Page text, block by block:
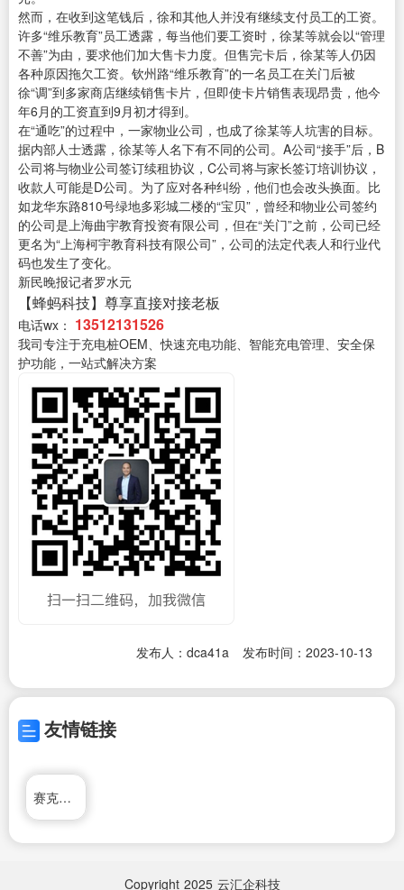
然而，在收到这笔钱后，徐和其他人并没有继续支付员工的工资。
许多“维乐教育”员工透露，每当他们要工资时，徐某等就会以“管理
不善”为由，要求他们加大售卡力度。但售完卡后，徐某等人仍因
各种原因拖欠工资。钦州路“维乐教育”的一名员工在关门后被
徐“调”到多家商店继续销售卡片，但即使卡片销售表现昂贵，他今
年6月的工资直到9月初才得到。
在“通吃”的过程中，一家物业公司，也成了徐某等人坑害的目标。
据内部人士透露，徐某等人名下有不同的公司。A公司“接手”后，B
公司将与物业公司签订续租协议，C公司将与家长签订培训协议，
收款人可能是D公司。为了应对各种纠纷，他们也会改头换面。比
如龙华东路810号绿地多彩城二楼的“宝贝”，曾经和物业公司签约
的公司是上海曲宇教育投资有限公司，但在“关门”之前，公司已经
更名为“上海柯宇教育科技有限公司”，公司的法定代表人和行业代
码也发生了变化。
新民晚报记者罗水元
【蜂蚂科技】尊享直接对接老板
电话wx： 13512131526
我司专注于充电桩OEM、快速充电功能、智能充电管理、安全保
护功能，一站式解决方案
发布人：dca41a 发布时间：2023-10-13
友情链接
赛克电动车
Copyright 2025 云汇企科技